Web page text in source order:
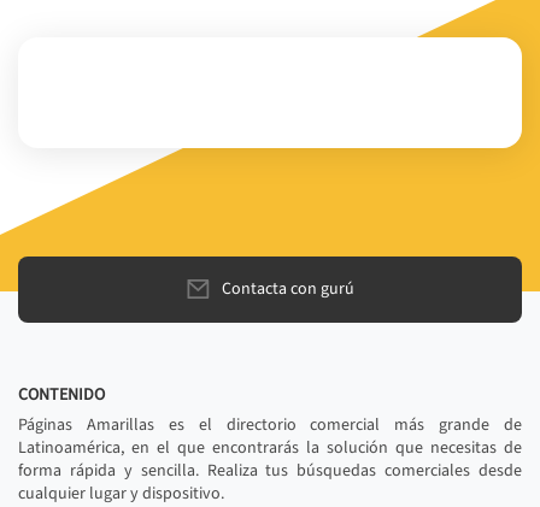
Contacta con gurú
CONTENIDO
Páginas Amarillas es el directorio comercial más grande de
Latinoamérica, en el que encontrarás la solución que necesitas de
forma rápida y sencilla. Realiza tus búsquedas comerciales desde
cualquier lugar y dispositivo.